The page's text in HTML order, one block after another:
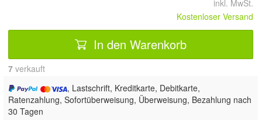
inkl. MwSt.
Kostenloser Versand
In den Warenkorb
7 verkauft
, Lastschrift, Kreditkarte, Debitkarte,
Ratenzahlung, Sofortüberweisung, Überweisung, Bezahlung nach
30 Tagen